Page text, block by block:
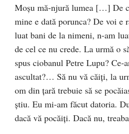
Moşu mă-njură lumea […] De
mine e dată porunca? De voi
luat bani de la nimeni, n-am
de cel ce nu crede. La urmă o
spus ciobanul Petre Lupu? Ce-
ascultat?… Să nu vă căiţi, la
om din ţară trebuie să se
ştiu. Eu mi-am făcut datoria.
dacă vă pocăiţi. Dacă nu,